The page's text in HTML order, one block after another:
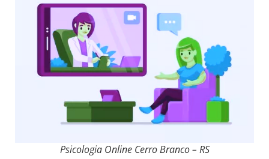
Psicologia Online Cerro Branco – RS